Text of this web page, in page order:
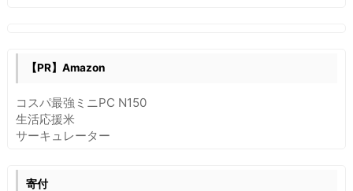
ス
ー
ル
す
【PR】Amazon
コスパ最強ミニPC N150
生活応援米
サーキュレーター
寄付